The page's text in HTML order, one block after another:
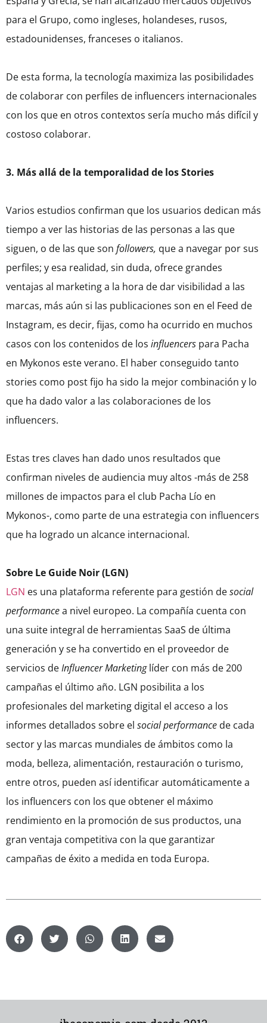
para el Grupo, como ingleses, holandeses, rusos,
estadounidenses, franceses o italianos.
De esta forma, la tecnología maximiza las posibilidades
de colaborar con perfiles de influencers internacionales
con los que en otros contextos sería mucho más difícil y
costoso colaborar.
3. Más allá de la temporalidad de los Stories
Varios estudios confirman que los usuarios dedican más
tiempo a ver las historias de las personas a las que
siguen, o de las que son followers, que a navegar por sus
perfiles; y esa realidad, sin duda, ofrece grandes
ventajas al marketing a la hora de dar visibilidad a las
marcas, más aún si las publicaciones son en el Feed de
Instagram, es decir, fijas, como ha ocurrido en muchos
casos con los contenidos de los influencers para Pacha
en Mykonos este verano. El haber conseguido tanto
stories como post fijo ha sido la mejor combinación y lo
que ha dado valor a las colaboraciones de los
influencers.
Estas tres claves han dado unos resultados que
confirman niveles de audiencia muy altos -más de 258
millones de impactos para el club Pacha Lío en
Mykonos-, como parte de una estrategia con influencers
que ha logrado un alcance internacional.
Sobre Le Guide Noir (LGN)
LGN es una plataforma referente para gestión desocial
performancea nivel europeo. La compañía cuenta con
una suite integral de herramientas SaaS de última
generación y se ha convertido en el proveedor de
servicios deInfluencer Marketinglíder con más de 200
campañas el último año. LGN posibilita a los
profesionales del marketing digital el acceso a los
informes detallados sobre el social performance de cada
sector y las marcas mundiales de ámbitos como la
moda, belleza, alimentación, restauración o turismo,
entre otros, pueden así identificar automáticamente a
los influencers con los que obtener el máximo
rendimiento en la promoción de sus productos, una
gran ventaja competitiva con la que garantizar
campañas de éxito a medida en toda Europa.